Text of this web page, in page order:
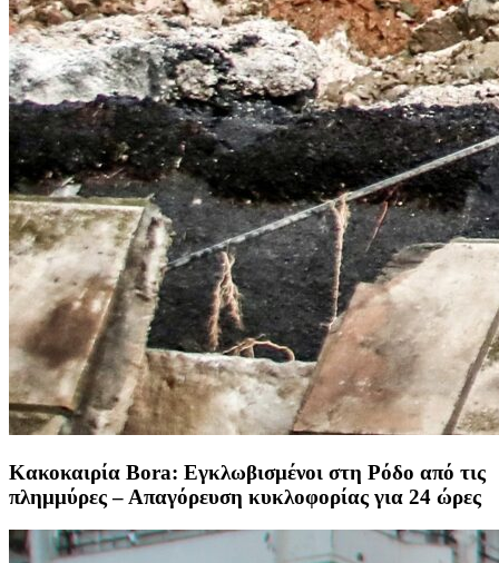
Κακοκαιρία Bora: Εγκλωβισμένοι στη Ρόδο από τις
πλημμύρες – Απαγόρευση κυκλοφορίας για 24 ώρες